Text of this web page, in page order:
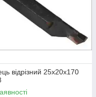
відрізний 25х20х170